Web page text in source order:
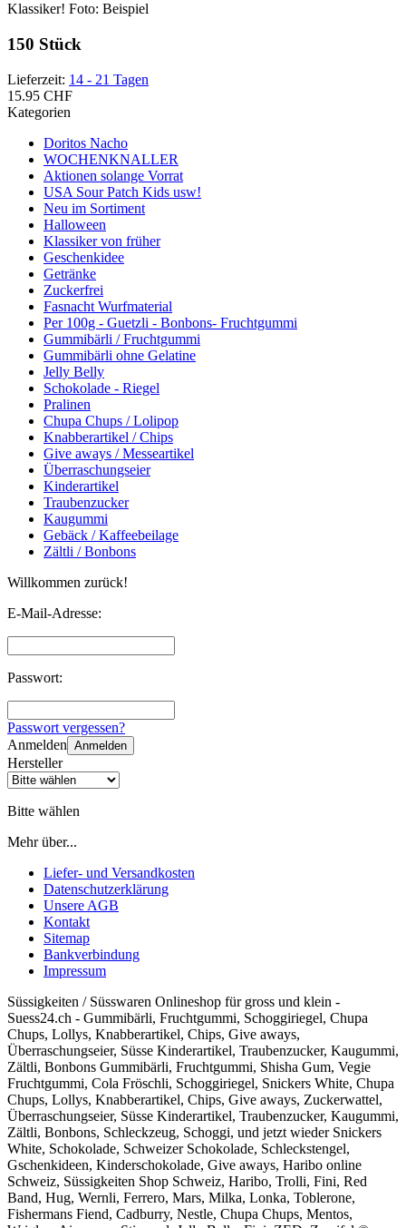
Klassiker! Foto: Beispiel
150 Stück
Lieferzeit: 14 - 21 Tagen
15.95 CHF
Kategorien
Doritos Nacho
WOCHENKNALLER
Aktionen solange Vorrat
USA Sour Patch Kids usw!
Neu im Sortiment
Halloween
Klassiker von früher
Geschenkidee
Getränke
Zuckerfrei
Fasnacht Wurfmaterial
Per 100g - Guetzli - Bonbons- Fruchtgummi
Gummibärli / Fruchtgummi
Gummibärli ohne Gelatine
Jelly Belly
Schokolade - Riegel
Pralinen
Chupa Chups / Lolipop
Knabberartikel / Chips
Give aways / Messeartikel
Überraschungseier
Kinderartikel
Traubenzucker
Kaugummi
Gebäck / Kaffeebeilage
Zältli / Bonbons
Willkommen zurück!
E-Mail-Adresse:
Passwort:
Passwort vergessen?
Anmelden Anmelden
Hersteller
Bitte wählen
Mehr über...
Liefer- und Versandkosten
Datenschutzerklärung
Unsere AGB
Kontakt
Sitemap
Bankverbindung
Impressum
Süssigkeiten / Süsswaren Onlineshop für gross und klein -
Suess24.ch - Gummibärli, Fruchtgummi, Schoggiriegel, Chupa
Chups, Lollys, Knabberartikel, Chips, Give aways,
Überraschungseier, Süsse Kinderartikel, Traubenzucker, Kaugummi,
Zältli, Bonbons Gummibärli, Fruchtgummi, Shisha Gum, Vegie
Fruchtgummi, Cola Fröschli, Schoggiriegel, Snickers White, Chupa
Chups, Lollys, Knabberartikel, Chips, Give aways, Zuckerwattel,
Überraschungseier, Süsse Kinderartikel, Traubenzucker, Kaugummi,
Zältli, Bonbons, Schleckzeug, Schoggi, und jetzt wieder Snickers
White, Schokolade, Schweizer Schokolade, Schleckstengel,
Gschenkideen, Kinderschokolade, Give aways, Haribo online
Schweiz, Süssigkeiten Shop Schweiz, Haribo, Trolli, Fini, Red
Band, Hug, Wernli, Ferrero, Mars, Milka, Lonka, Toblerone,
Fishermans Fiend, Cadburry, Nestle, Chupa Chups, Mentos,